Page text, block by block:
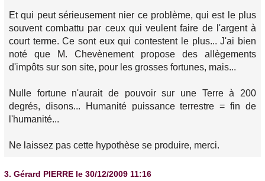
Et qui peut sérieusement nier ce problème, qui est le plus
souvent combattu par ceux qui veulent faire de l'argent à
court terme. Ce sont eux qui contestent le plus... J'ai bien
noté que M. Chevènement propose des allègements
d'impôts sur son site, pour les grosses fortunes, mais...
Nulle fortune n'aurait de pouvoir sur une Terre à 200
degrés, disons... Humanité puissance terrestre = fin de
l'humanité...
Ne laissez pas cette hypothèse se produire, merci.
3. Gérard PIERRE le 30/12/2009 11:16